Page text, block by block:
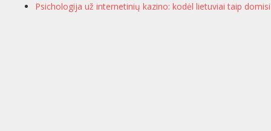
Psichologija už internetinių kazino: kodėl lietuviai taip